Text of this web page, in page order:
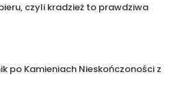
czyli kradzież to prawdziwa
po Kamieniach Nieskończoności z